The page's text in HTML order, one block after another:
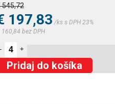
545,72
197,83 /ks s DPH 23%
160,84 bez DPH
- +
Pridaj do košíka